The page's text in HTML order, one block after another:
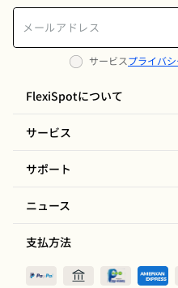
サービスプライバ
FlexiSpotについて
サービス
サポート
ニュース
支払方法